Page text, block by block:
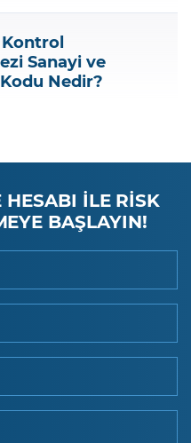
Sanayi ve
Nedir?
HESABI İLE RİSK
BAŞLAYIN!